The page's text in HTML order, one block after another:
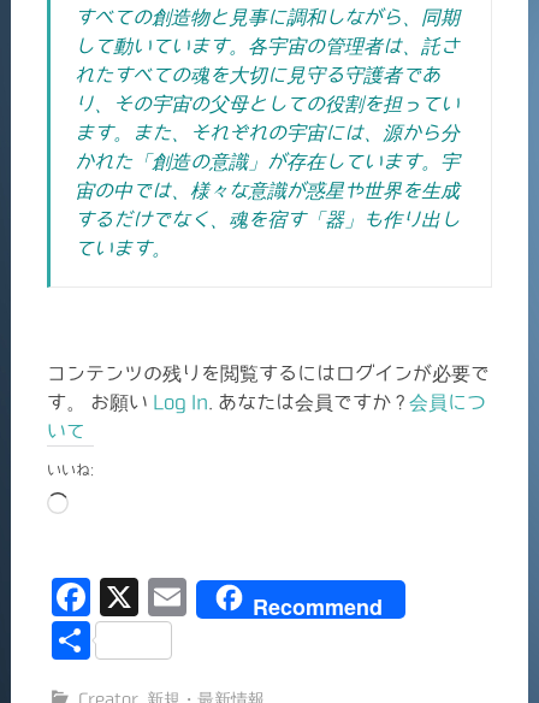
すべての創造物と見事に調和しながら、同期
して動いています。各宇宙の管理者は、託さ
れたすべての魂を大切に見守る守護者であ
り、その宇宙の父母としての役割を担ってい
ます。
また、それぞれの宇宙には、源から分
かれた「創造の意識」が存在しています。 宇
宙の中では、様々な意識が惑星や世界を生成
するだけでなく、魂を宿す「器」も作り出し
ています。
コンテンツの残りを閲覧するにはログインが必要で
す。 お願い Log In . あなたは会員ですか ? 会員につ
いて
いいね:
読
み
中…
F
a
X
E
Recommend
共
Creator, 新規・最新情報